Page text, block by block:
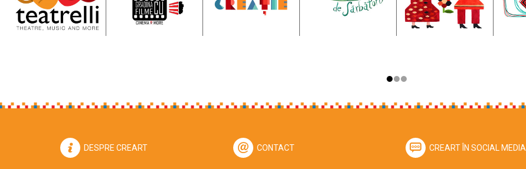
DESPRE CREART CONTACT CREART ÎN SOCIAL MEDIA